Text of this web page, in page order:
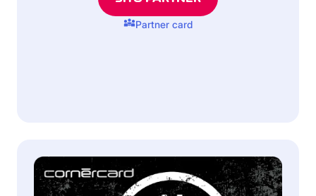
diversity_3Partner card